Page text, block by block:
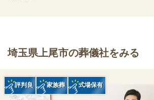
埼玉県上尾市の葬儀社をみる
評判良 家族葬 式場保有